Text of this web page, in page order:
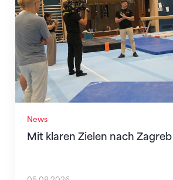
News
Mit klaren Zielen nach Zagreb